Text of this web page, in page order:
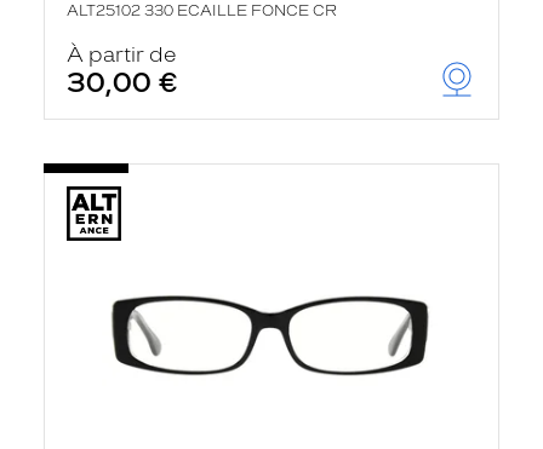
ALT25102 330 ECAILLE FONCE CR
À partir de
30,00 €